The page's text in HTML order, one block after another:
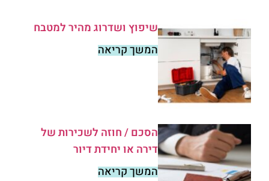
שיפוץ ושדרוג מהיר למטבח
המשך קריאה
הסכם / חוזה לשכירות של
דירה או יחידת דיור
המשך קריאה